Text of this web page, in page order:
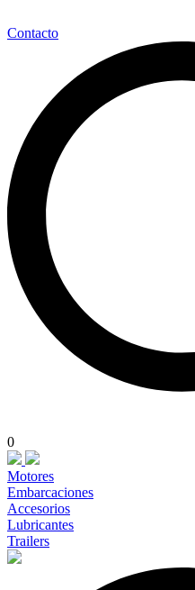
Contacto
0
Motores
Embarcaciones
Accesorios
Lubricantes
Trailers